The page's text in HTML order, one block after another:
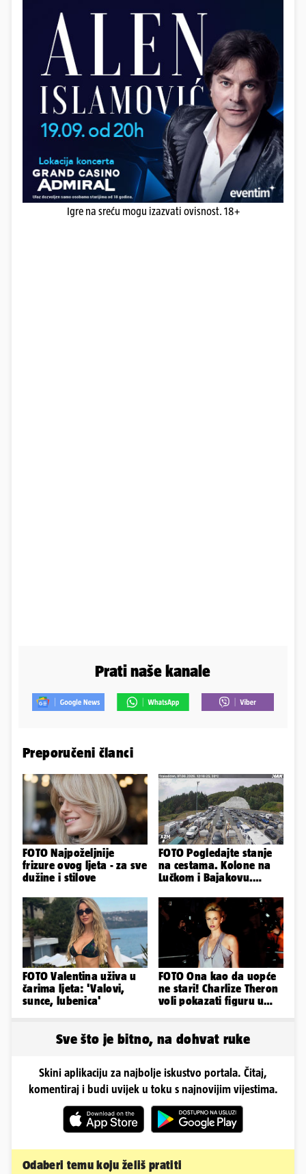
Igre na sreću mogu izazvati ovisnost. 18+
Prati naše kanale
Preporučeni članci
FOTO Najpoželjnije
frizure ovog ljeta - za sve
dužine i stilove
FOTO Pogledajte stanje
na cestama. Kolone na
Lučkom i Bajakovu.
FOTO Valentina uživa u
čarima ljeta: 'Valovi,
sunce, lubenica'
FOTO Ona kao da uopće
ne stari! Charlize Theron
voli pokazati figuru u
Sve što je bitno, na dohvat ruke
Skini aplikaciju za najbolje iskustvo portala. Čitaj,
komentiraj i budi uvijek u toku s najnovijim vijestima.
Odaberi temu koju želiš pratiti